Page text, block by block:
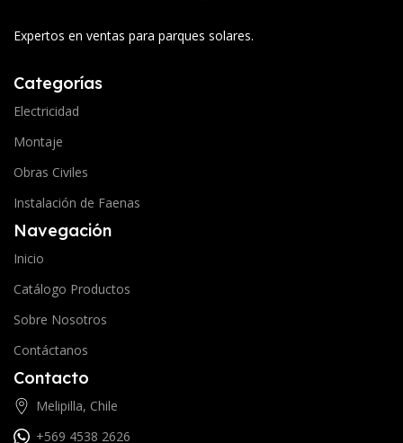
Expertos en ventas para parques solares.
Categorías
Electricidad
Montaje
Obras Civiles
Instalación de Faenas
Navegación
Inicio
Catálogo Productos
Sobre Nosotros
Contáctanos
Contacto
Melipilla, Chile
+569 4538 2626